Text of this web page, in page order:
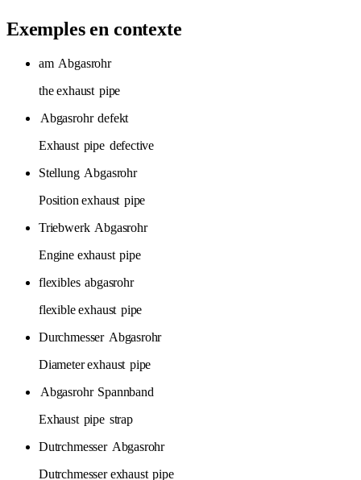
Exemples en contexte
am Abgasrohr
the exhaust pipe
Abgasrohr defekt
Exhaust pipe defective
Stellung Abgasrohr
Position exhaust pipe
Triebwerk Abgasrohr
Engine exhaust pipe
flexibles abgasrohr
flexible exhaust pipe
Durchmesser Abgasrohr
Diameter exhaust pipe
Abgasrohr Spannband
Exhaust pipe strap
Dutrchmesser Abgasrohr
Dutrchmesser exhaust pipe